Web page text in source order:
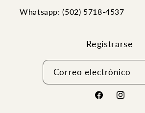
Whatsapp: (502) ‭5718-4537
Registrarse
Correo electrónico
FacebookInstagram